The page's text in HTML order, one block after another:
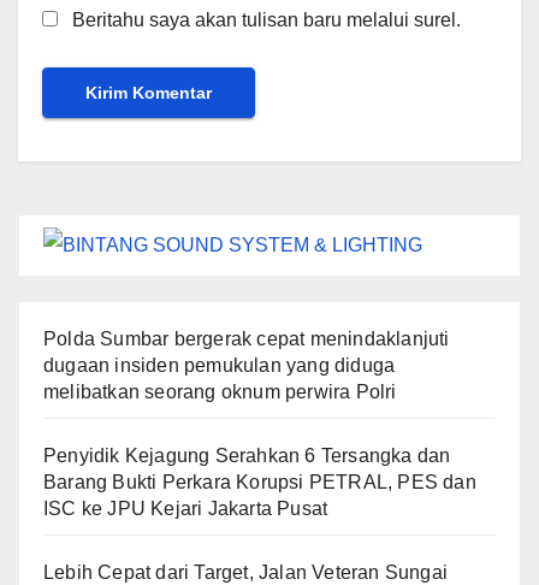
Beritahu saya akan tulisan baru melalui surel.
Polda Sumbar bergerak cepat menindaklanjuti
dugaan insiden pemukulan yang diduga
melibatkan seorang oknum perwira Polri
Penyidik Kejagung Serahkan 6 Tersangka dan
Barang Bukti Perkara Korupsi PETRAL, PES dan
ISC ke JPU Kejari Jakarta Pusat
Lebih Cepat dari Target, Jalan Veteran Sungai